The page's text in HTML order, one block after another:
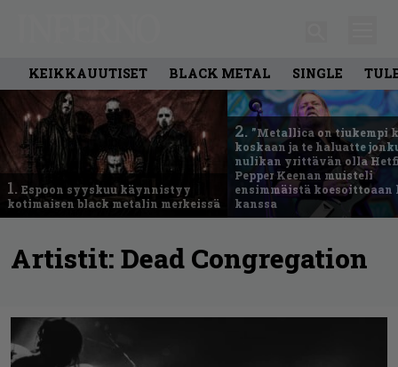
KEIKKAUUTISET BLACK METAL SINGLE
1. Espoon syyskuu käynnistyy
kotimaisen black metalin merkeissä
2. ”Metallica on tiukempi
koskaan ja te haluatte
nulikan yrittävän olla
Pepper Keenan muisteli
ensimmäistä
kanssa
Artistit: Dead Congregation